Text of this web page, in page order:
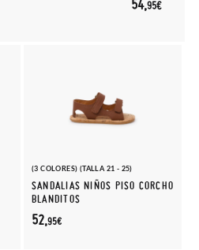
54,95€
(3 COLORES) (TALLA 21 - 25)
SANDALIAS NIÑOS PISO CORCHO
BLANDITOS
52,95€